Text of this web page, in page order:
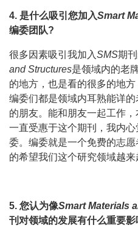
4. 是什么吸引您加入Smart
编委团队?
很多因素吸引我加入SMS期
and Structures是领域内的老
的地方，也是看的很多的地
编委们都是领域内耳熟能详
的朋友。能和朋友一起工作
一直受惠于这个期刊，我内
委。编委就是一个免费的志
的希望我们这个研究领域越来
5. 您认为像Smart Materials
刊对领域的发展有什么重要影